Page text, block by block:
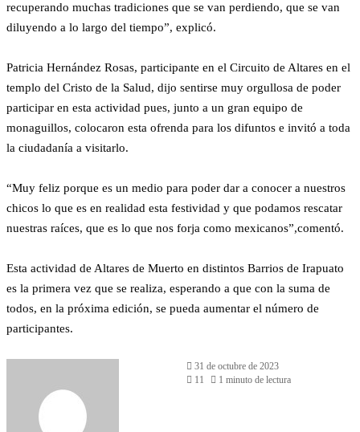
recuperando muchas tradiciones que se van perdiendo, que se van
diluyendo a lo largo del tiempo”, explicó.
Patricia Hernández Rosas, participante en el Circuito de Altares en el
templo del Cristo de la Salud, dijo sentirse muy orgullosa de poder
participar en esta actividad pues, junto a un gran equipo de
monaguillos, colocaron esta ofrenda para los difuntos e invitó a toda
la ciudadanía a visitarlo.
“Muy feliz porque es un medio para poder dar a conocer a nuestros
chicos lo que es en realidad esta festividad y que podamos rescatar
nuestras raíces, que es lo que nos forja como mexicanos”,comentó.
Esta actividad de Altares de Muerto en distintos Barrios de Irapuato
es la primera vez que se realiza, esperando a que con la suma de
todos, en la próxima edición, se pueda aumentar el número de
participantes.
31 de octubre de 2023
11
1 minuto de lectura